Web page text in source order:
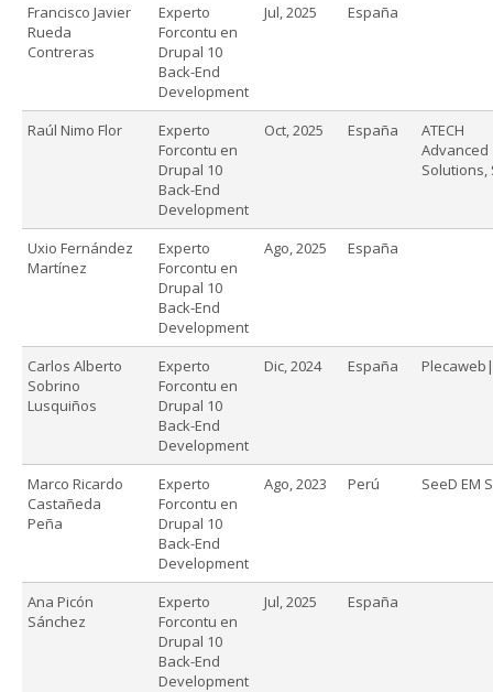
Francisco Javier
Rueda
Contreras
Experto
Forcontu en
Drupal 10
Back-End
Development
Jul, 2025 España
Raúl Nimo Flor
Experto
Forcontu en
Drupal 10
Back-End
Development
Oct, 2025 España
ATECH
Advanced
Solutions,
Uxio Fernández
Martínez
Experto
Forcontu en
Drupal 10
Back-End
Development
Ago, 2025 España
Carlos Alberto
Sobrino
Lusquiños
Experto
Forcontu en
Drupal 10
Back-End
Development
Dic, 2024 España Plecaweb|
Marco Ricardo
Castañeda
Peña
Experto
Forcontu en
Drupal 10
Back-End
Development
Ago, 2023 Perú SeeD EM
Ana Picón
Sánchez
Experto
Forcontu en
Drupal 10
Back-End
Development
Jul, 2025 España